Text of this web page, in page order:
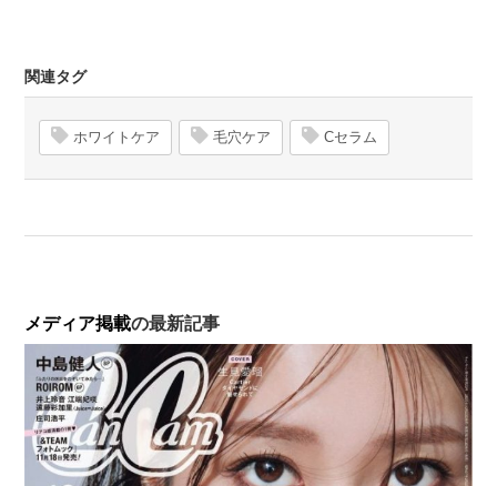
関連タグ
ホワイトケア 毛穴ケア Cセラム
メディア掲載の最新記事